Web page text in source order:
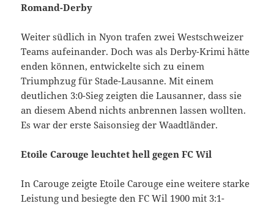
Romand-Derby
Weiter südlich in Nyon trafen zwei Westschweizer
Teams aufeinander. Doch was als Derby-Krimi hätte
enden können, entwickelte sich zu einem
Triumphzug für Stade-Lausanne. Mit einem
deutlichen 3:0-Sieg zeigten die Lausanner, dass sie
an diesem Abend nichts anbrennen lassen wollten.
Es war der erste Saisonsieg der Waadtländer.
Etoile Carouge leuchtet hell gegen FC Wil
In Carouge zeigte Etoile Carouge eine weitere starke
Leistung und besiegte den FC Wil 1900 mit 3:1-